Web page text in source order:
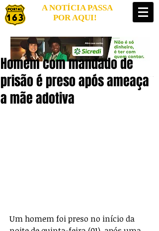
A NOTÍCIA PASSA
POR AQUI!
Homem com mandado de
prisão é preso após ameaçar
a mãe adotiva
Um homem foi preso no início da